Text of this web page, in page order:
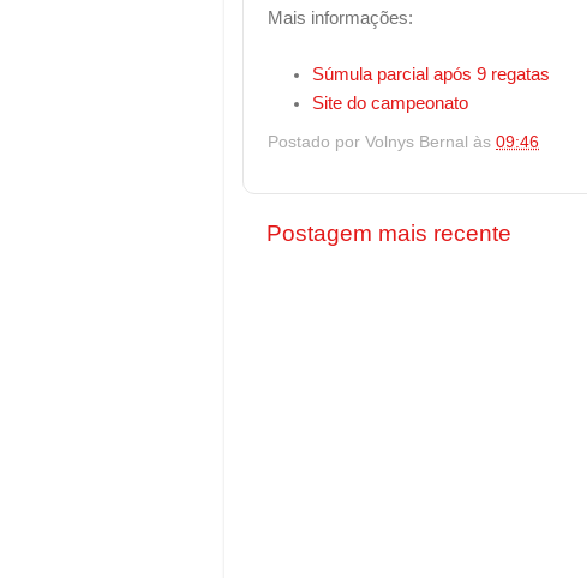
Mais informações:
Súmula parcial após 9 regatas
Site do campeonato
Postado por Volnys Bernal às 09:46
Postagem mais recente